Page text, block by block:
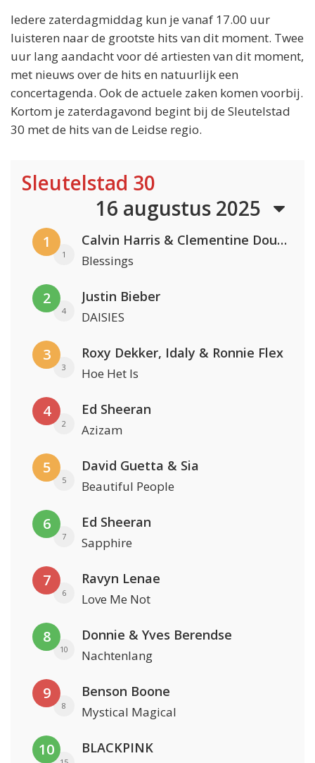
Iedere zaterdagmiddag kun je vanaf 17.00 uur
luisteren naar de grootste hits van dit moment. Twee
uur lang aandacht voor dé artiesten van dit moment,
met nieuws over de hits en natuurlijk een
concertagenda. Ook de actuele zaken komen voorbij.
Kortom je zaterdagavond begint bij de Sleutelstad
30 met de hits van de Leidse regio.
Sleutelstad 30
16 augustus 2025
1
1
Calvin Harris & Clementine Douglas
Blessings
2
4
Justin Bieber
DAISIES
3
3
Roxy Dekker, Idaly & Ronnie Flex
Hoe Het Is
4
2
Ed Sheeran
Azizam
5
5
David Guetta & Sia
Beautiful People
6
7
Ed Sheeran
Sapphire
7
6
Ravyn Lenae
Love Me Not
8
10
Donnie & Yves Berendse
Nachtenlang
9
8
Benson Boone
Mystical Magical
10 BLACKPINK